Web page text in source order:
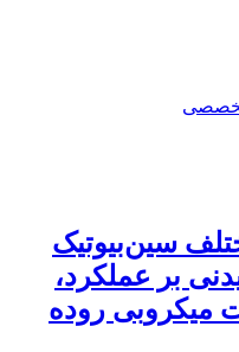
تخصصی
سین‌بیوتیک
بر عملکرد،
میکروبی روده